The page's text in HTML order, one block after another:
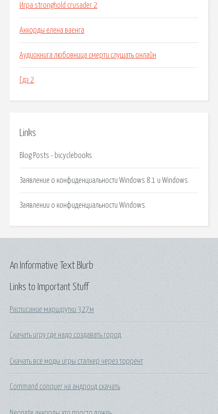
Игра stronghold crusader 2
Аккорды елена ваенга
Аудиокнига любовница смерти слушать онлайн
Гдз 2
Links
Blog Posts - bicyclebooks.
Заявление о конфиденциальности Windows 8.1 и Windows.
Заявлении о конфиденциальности Windows.
Links to Important Stuff
Расписание маршрутки 327м
Скачать игру где надо создавать город
Скачать все моды игры сталкер через торрент
Command conquer на андроид скачать
An Informative Text Blurb